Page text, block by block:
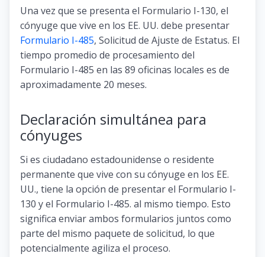
Una vez que se presenta el Formulario I-130, el
cónyuge que vive en los EE. UU. debe presentar
Formulario I-485, Solicitud de Ajuste de Estatus. El
tiempo promedio de procesamiento del
Formulario I-485 en las 89 oficinas locales es de
aproximadamente 20 meses.
Declaración simultánea para
cónyuges
Si es ciudadano estadounidense o residente
permanente que vive con su cónyuge en los EE.
UU., tiene la opción de presentar el Formulario I-
130 y el Formulario I-485. al mismo tiempo. Esto
significa enviar ambos formularios juntos como
parte del mismo paquete de solicitud, lo que
potencialmente agiliza el proceso.